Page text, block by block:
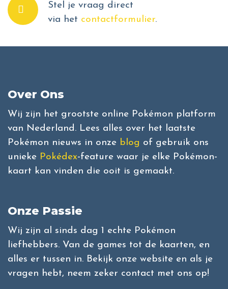
Stel je vraag direct
via het contactformulier.
Over Ons
Wij zijn het grootste online Pokémon platform
van Nederland. Lees alles over het laatste
Pokémon nieuws in onze blog of gebruik ons
unieke Pokédex-feature waar je elke Pokémon-
kaart kan vinden die ooit is gemaakt.
Onze Passie
Wij zijn al sinds dag 1 echte Pokémon
liefhebbers. Van de games tot de kaarten, en
alles er tussen in. Bekijk onze website en als je
vragen hebt, neem zeker contact met ons op!